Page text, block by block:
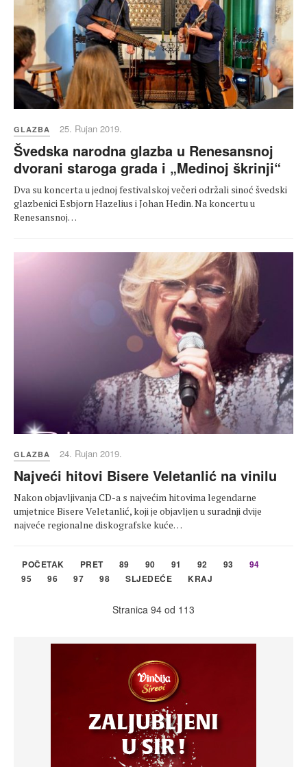
GLAZBA 25. Rujan 2019.
Švedska narodna glazba u Renesansnoj
dvorani staroga grada i „Medinoj škrinji“
Dva su koncerta u jednoj festivalskoj večeri održali sinoć švedski
glazbenici Esbjorn Hazelius i Johan Hedin. Na koncertu u
Renesansnoj…
GLAZBA 24. Rujan 2019.
Najveći hitovi Bisere Veletanlić na vinilu
Nakon objavljivanja CD-a s najvećim hitovima legendarne
umjetnice Bisere Veletanlić, koji je objavljen u suradnji dvije
najveće regionalne diskografske kuće…
POČETAK PRET 89 90 91 92 93
94
95
96 97 98 SLJEDEĆE KRAJ
Stranica 94 od 113